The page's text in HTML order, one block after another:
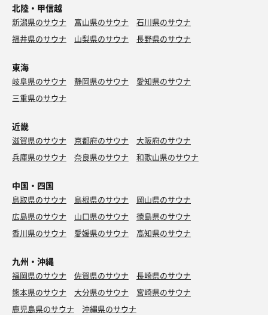
北陸・甲信越
新潟県のサウナ 富山県のサウナ
石川県のサウナ
福井県のサウナ
山梨県のサウナ 長野県のサウナ
東海
岐阜県のサウナ 静岡県のサウナ
愛知県のサウナ
三重県のサウナ
近畿
滋賀県のサウナ 京都府のサウナ
大阪府のサウナ
兵庫県のサウナ
奈良県のサウナ 和歌山県のサウナ
中国・四国
鳥取県のサウナ 島根県のサウナ
岡山県のサウナ
広島県のサウナ
山口県のサウナ
徳島県のサウナ
香川県のサウナ
愛媛県のサウナ 高知県のサウナ
九州・沖縄
福岡県のサウナ 佐賀県のサウナ
長崎県のサウナ
熊本県のサウナ
大分県のサウナ
宮崎県のサウナ
鹿児島県のサウナ
沖縄県のサウナ